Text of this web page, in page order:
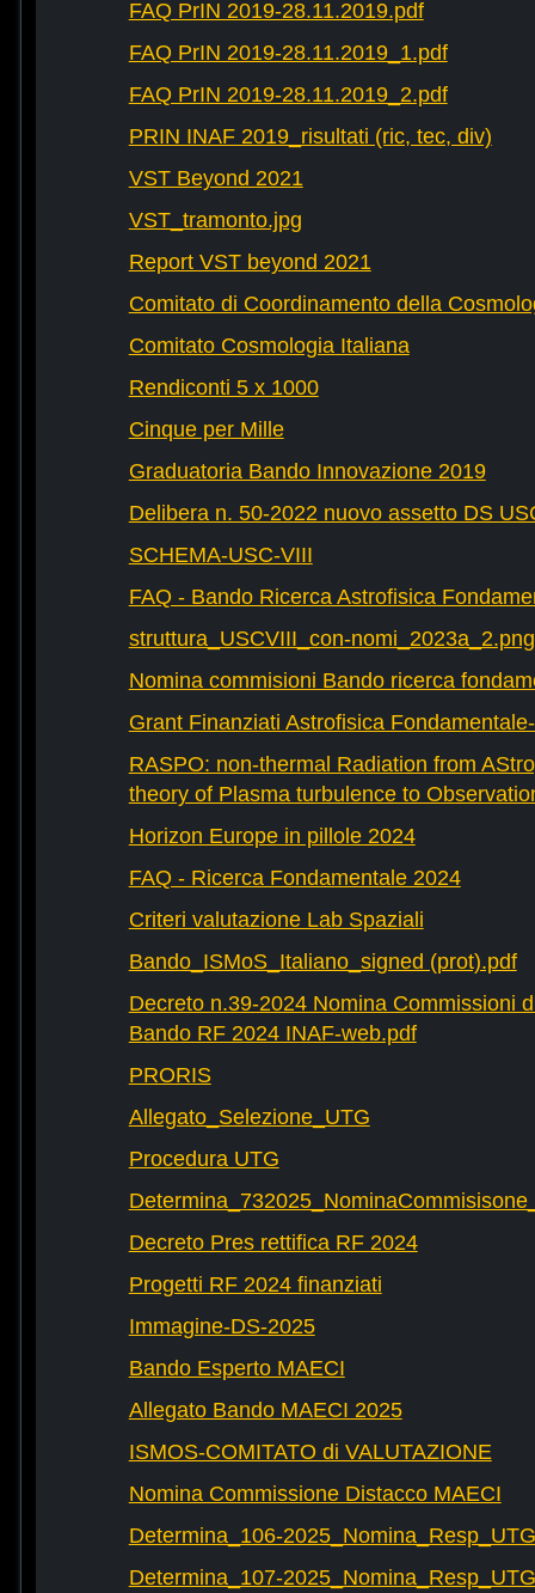
FAQ PrIN 2019-28.11.2019.pdf
FAQ PrIN 2019-28.11.2019_1.pdf
FAQ PrIN 2019-28.11.2019_2.pdf
PRIN INAF 2019_risultati (ric, tec, div)
VST Beyond 2021
VST_tramonto.jpg
Report VST beyond 2021
Comitato di Coordinamento della
Comitato Cosmologia Italiana
Rendiconti 5 x 1000
Cinque per Mille
Graduatoria Bando Innovazione 2019
Delibera n. 50-2022 nuovo assetto DS
SCHEMA-USC-VIII
FAQ - Bando Ricerca Astrofisica
struttura_USCVIII_con-nomi_2023a_2.png
Nomina commisioni Bando ricerca
Grant Finanziati Astrofisica
RASPO: non-thermal Radiation from
theory of Plasma turbulence to
Horizon Europe in pillole 2024
FAQ - Ricerca Fondamentale 2024
Criteri valutazione Lab Spaziali
Bando_ISMoS_Italiano_signed (prot).pdf
Decreto n.39-2024 Nomina Commissioni
Bando RF 2024 INAF-web.pdf
PRORIS
Allegato_Selezione_UTG
Procedura UTG
Decreto Pres rettifica RF 2024
Progetti RF 2024 finanziati
Immagine-DS-2025
Bando Esperto MAECI
Allegato Bando MAECI 2025
ISMOS-COMITATO di VALUTAZIONE
Nomina Commissione Distacco MAECI
Determina_106-
Determina_107-